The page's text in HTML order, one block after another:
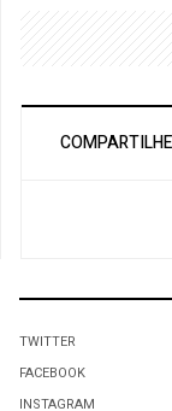
COMPARTILHE
TWITTER
FACEBOOK
INSTAGRAM